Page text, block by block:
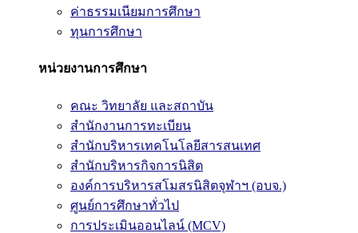
ค่าธรรมเนียมการศึกษา
ทุนการศึกษา
หน่วยงานการศึกษา
คณะ วิทยาลัย และสถาบัน
สำนักงานการทะเบียน
สำนักบริหารเทคโนโลยีสารสนเทศ
สำนักบริหารกิจการนิสิต
องค์การบริหารสโมสรนิสิตจุฬาฯ (อบจ.)
ศูนย์การศึกษาทั่วไป
การประเมินออนไลน์ (MCV)